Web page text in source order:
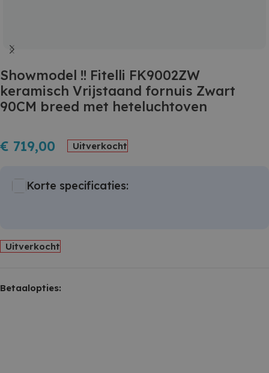
Showmodel !! Fitelli FK9002ZW
keramisch Vrijstaand fornuis Zwart
90CM breed met heteluchtoven
€ 719,00 Uitverkocht
Korte specificaties:
Uitverkocht
Betaalopties: